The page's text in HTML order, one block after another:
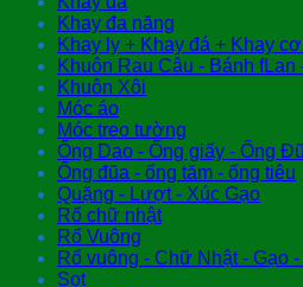
Khay đa năng
Khay ly + Khay đá + Khay
Khuôn Rau Câu - Bánh fLan
Khuôn Xôi
Móc áo
Móc treo tường
Ống Dao - Ống giấy - Ống
Ống đũa - ống tăm - ống tiêu
Quặng - Lượt - Xúc Gạo
Rổ chữ nhật
Rổ Vuông
Rổ vuông - Chữ Nhật - Gạo
Sọt